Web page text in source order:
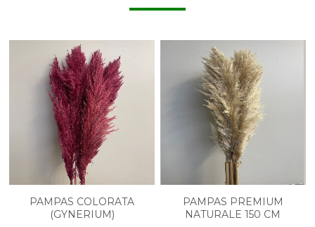
PAMPAS COLORATA
(GYNERIUM)
PAMPAS PREMIUM
NATURALE 150 CM